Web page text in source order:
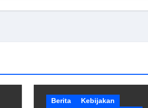
Berita
Kebijakan